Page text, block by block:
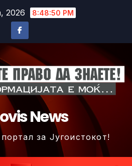
2026 8:48:52 PM
News
за Југоистокот!